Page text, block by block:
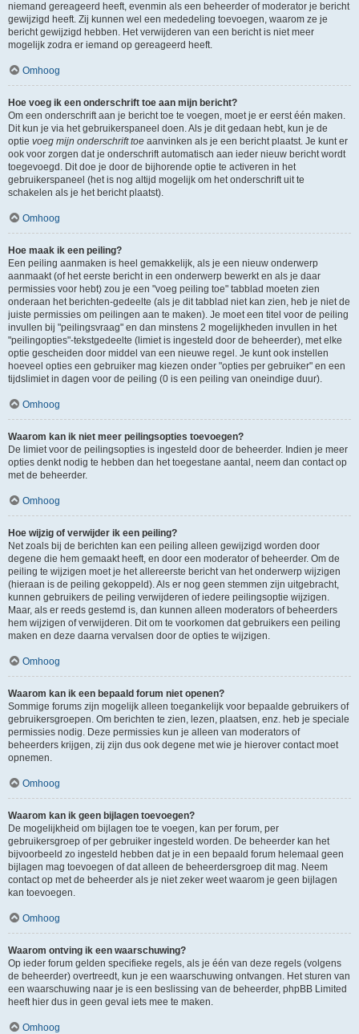
niemand gereageerd heeft, evenmin als een beheerder of moderator je bericht
gewijzigd heeft. Zij kunnen wel een mededeling toevoegen, waarom ze je
bericht gewijzigd hebben. Het verwijderen van een bericht is niet meer
mogelijk zodra er iemand op gereageerd heeft.
Omhoog
Hoe voeg ik een onderschrift toe aan mijn bericht?
Om een onderschrift aan je bericht toe te voegen, moet je er eerst één maken.
Dit kun je via het gebruikerspaneel doen. Als je dit gedaan hebt, kun je de
optie voeg mijn onderschrift toe aanvinken als je een bericht plaatst. Je kunt er
ook voor zorgen dat je onderschrift automatisch aan ieder nieuw bericht wordt
toegevoegd. Dit doe je door de bijhorende optie te activeren in het
gebruikerspaneel (het is nog altijd mogelijk om het onderschrift uit te
schakelen als je het bericht plaatst).
Omhoog
Hoe maak ik een peiling?
Een peiling aanmaken is heel gemakkelijk, als je een nieuw onderwerp
aanmaakt (of het eerste bericht in een onderwerp bewerkt en als je daar
permissies voor hebt) zou je een "voeg peiling toe" tabblad moeten zien
onderaan het berichten-gedeelte (als je dit tabblad niet kan zien, heb je niet de
juiste permissies om peilingen aan te maken). Je moet een titel voor de peiling
invullen bij "peilingsvraag" en dan minstens 2 mogelijkheden invullen in het
"peilingopties"-tekstgedeelte (limiet is ingesteld door de beheerder), met elke
optie gescheiden door middel van een nieuwe regel. Je kunt ook instellen
hoeveel opties een gebruiker mag kiezen onder "opties per gebruiker" en een
tijdslimiet in dagen voor de peiling (0 is een peiling van oneindige duur).
Omhoog
Waarom kan ik niet meer peilingsopties toevoegen?
De limiet voor de peilingsopties is ingesteld door de beheerder. Indien je meer
opties denkt nodig te hebben dan het toegestane aantal, neem dan contact op
met de beheerder.
Omhoog
Hoe wijzig of verwijder ik een peiling?
Net zoals bij de berichten kan een peiling alleen gewijzigd worden door
degene die hem gemaakt heeft, en door een moderator of beheerder. Om de
peiling te wijzigen moet je het allereerste bericht van het onderwerp wijzigen
(hieraan is de peiling gekoppeld). Als er nog geen stemmen zijn uitgebracht,
kunnen gebruikers de peiling verwijderen of iedere peilingsoptie wijzigen.
Maar, als er reeds gestemd is, dan kunnen alleen moderators of beheerders
hem wijzigen of verwijderen. Dit om te voorkomen dat gebruikers een peiling
maken en deze daarna vervalsen door de opties te wijzigen.
Omhoog
Waarom kan ik een bepaald forum niet openen?
Sommige forums zijn mogelijk alleen toegankelijk voor bepaalde gebruikers of
gebruikersgroepen. Om berichten te zien, lezen, plaatsen, enz. heb je speciale
permissies nodig. Deze permissies kun je alleen van moderators of
beheerders krijgen, zij zijn dus ook degene met wie je hierover contact moet
opnemen.
Omhoog
Waarom kan ik geen bijlagen toevoegen?
De mogelijkheid om bijlagen toe te voegen, kan per forum, per
gebruikersgroep of per gebruiker ingesteld worden. De beheerder kan het
bijvoorbeeld zo ingesteld hebben dat je in een bepaald forum helemaal geen
bijlagen mag toevoegen of dat alleen de beheerdersgroep dit mag. Neem
contact op met de beheerder als je niet zeker weet waarom je geen bijlagen
kan toevoegen.
Omhoog
Waarom ontving ik een waarschuwing?
Op ieder forum gelden specifieke regels, als je één van deze regels (volgens
de beheerder) overtreedt, kun je een waarschuwing ontvangen. Het sturen van
een waarschuwing naar je is een beslissing van de beheerder, phpBB Limited
heeft hier dus in geen geval iets mee te maken.
Omhoog